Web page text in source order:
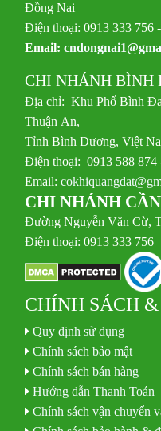
Đồng Nai
Điện thoại: 0913 333 756
Email:
CHI NHÁNH BÌNH
Địa chỉ: Khu Phố Bình
Thuận An,
Tỉnh Bình Dương, Việt
Điện thoại: 0913 588 874
Email:
CHI NHÁNH
Đường Nguyễn Văn Cừ,
Điện thoại: 0913 333
CHÍNH SÁCH
Quy định sử dụng
Chính sách bảo mật
Chính sách bán hàng
Hướng dẫn Thanh Toán
Chính sách vận chuyển